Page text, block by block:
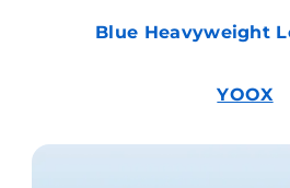
Blue Heavyweight
YOOX